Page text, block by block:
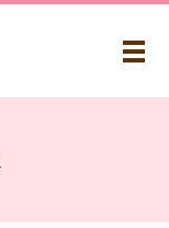
メ